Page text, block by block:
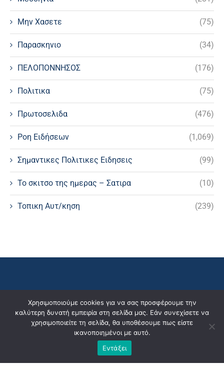
Μην Χασετε (75)
Παρασκηνιο (34)
ΠΕΛΟΠΟΝΝΗΣΟΣ (176)
Πολιτικα (75)
Πρωτοσελιδα (476)
Ροη Ειδήσεων (1,069)
Σημαντικες Πολιτικες Ειδησεις (99)
Το σκιτσο της ημερας – Σατιρα (10)
Τοπικη Αυτ/κηση (239)
Χρησιμοποιούμε cookies για να σας προσφέρουμε την
καλύτερη δυνατή εμπειρία στη σελίδα μας. Εάν συνεχίσετε να
χρησιμοποιείτε τη σελίδα, θα υποθέσουμε πως είστε
ικανοποιημένοι με αυτό.
Εντάξει